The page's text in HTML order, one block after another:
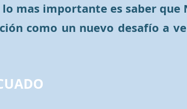
mas importante es saber
como un nuevo desafío a